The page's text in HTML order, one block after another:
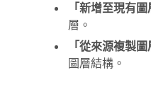
「新增至現有圖
層。
「從來源複製圖
圖層結構。